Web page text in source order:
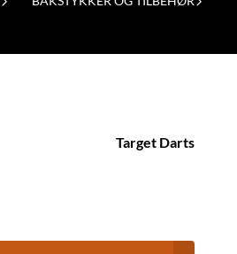
Target Darts